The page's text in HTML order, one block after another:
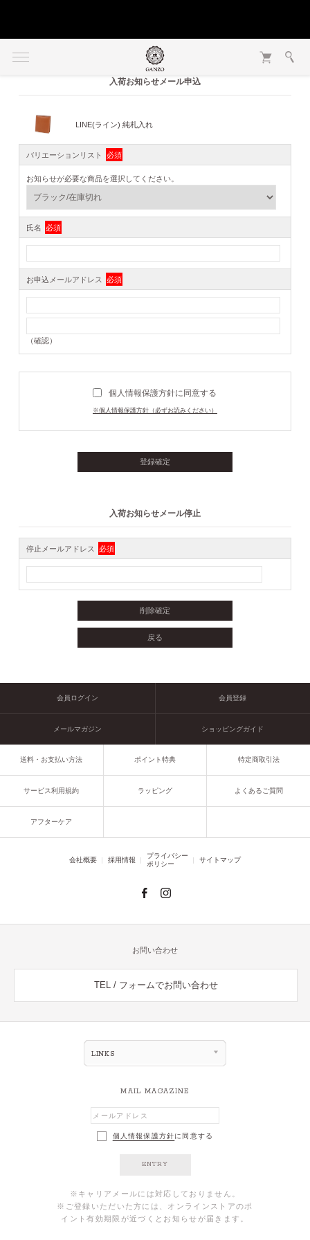
入荷お知らせメール申込
LINE(ライン) 純札入れ
バリエーションリスト 必須
お知らせが必要な商品を選択してください。
氏名 必須
お申込メールアドレス 必須
（確認）
個人情報保護方針に同意する
※個人情報保護方針（必ずお読みください）
入荷お知らせメール停止
停止メールアドレス 必須
会員ログイン 会員登録
メールマガジン ショッピングガイド
送料・お支払い方法 ポイント特典 特定商取引法
サービス利用規約 ラッピング よくあるご質問
アフターケア
会社概要 採用情報
プライバシー
ポリシー
サイトマップ
お問い合わせ
TEL / フォームでお問い合わせ
LINKS
MAIL MAGAZINE
個人情報保護方針に同意する
ENTRY
※キャリアメールには対応しておりません。
※ご登録いただいた方には、オンラインストアのポ
イント有効期限が近づくとお知らせが届きます。